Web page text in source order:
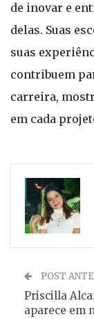
de inovar e
delas. Suas
suas
contribuem
carreira,
em cada
POST
Priscilla
aparece em